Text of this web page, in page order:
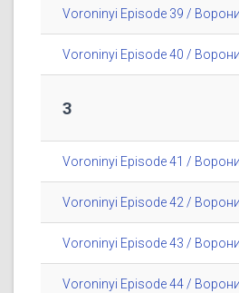
Voroninyi Episode 39 /
Voroninyi Episode 40 /
3
Voroninyi Episode 41 /
Voroninyi Episode 42 /
Voroninyi Episode 43 /
Voroninyi Episode 44 /